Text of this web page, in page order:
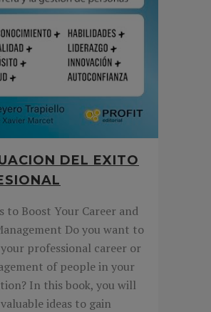
DEL EXITO
to Boost Your Career and
Do you want to
professional career or
of people in your
In this book, you will
ideas to gain